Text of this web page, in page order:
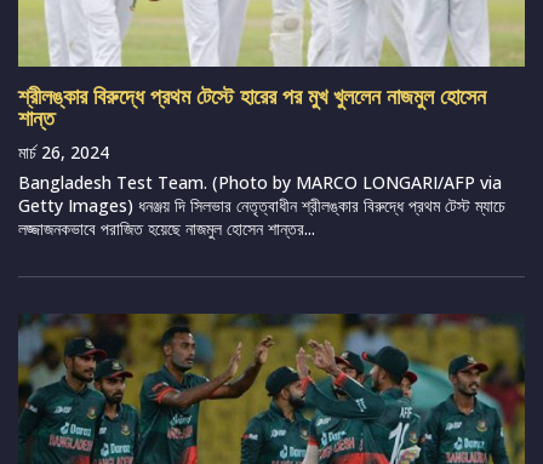
শ্রীলঙ্কার বিরুদ্ধে প্রথম টেস্টে হারের পর মুখ খুললেন নাজমুল হোসেন
শান্ত
মার্চ 26, 2024
Bangladesh Test Team. (Photo by MARCO LONGARI/AFP via
Getty Images) ধনঞ্জয় দি সিলভার নেতৃত্বাধীন শ্রীলঙ্কার বিরুদ্ধে প্রথম টেস্ট ম্যাচে
লজ্জাজনকভাবে পরাজিত হয়েছে নাজমুল হোসেন শান্তর...